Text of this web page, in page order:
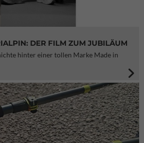
DER FILM ZUM JUBILÄUM
hinter einer tollen Marke Made in